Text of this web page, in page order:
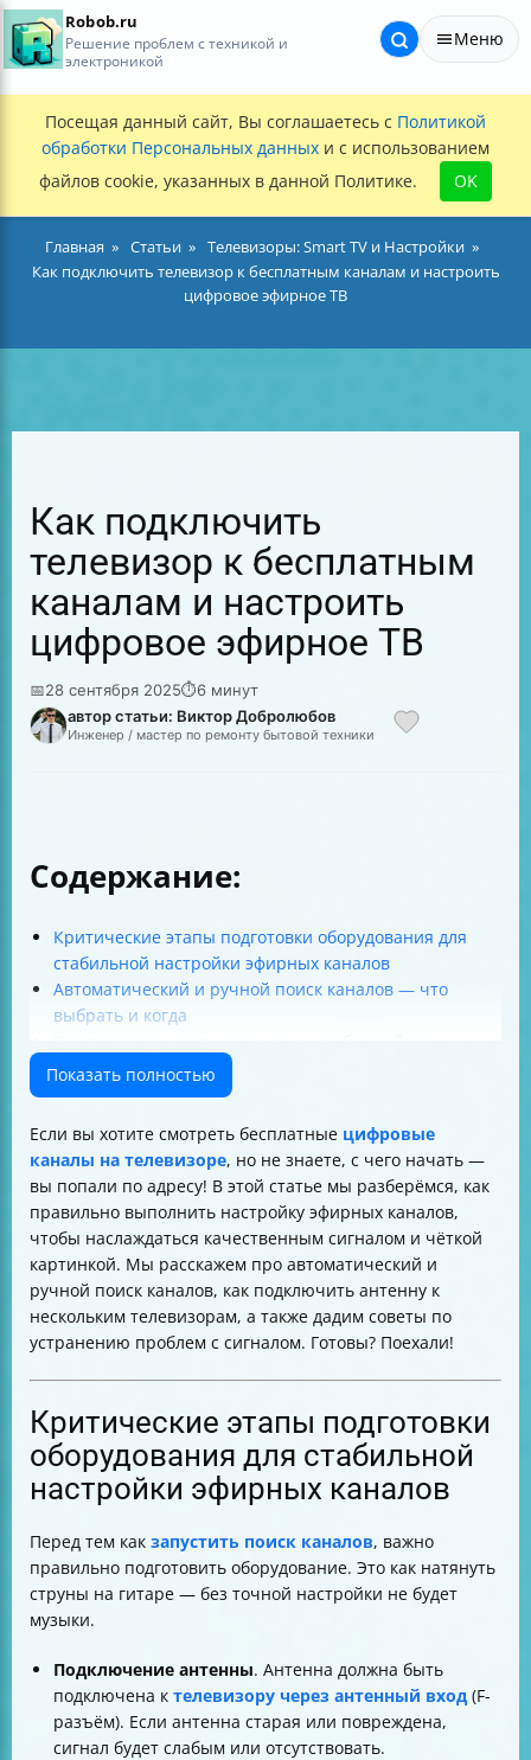
Robob.ru
Решение проблем с техникой и
электроникой
Меню
Посещая данный сайт, Вы соглашаетесь с Политикой
обработки Персональных данных и с использованием
файлов cookie, указанных в данной Политике.
OK
Главная Статьи
Телевизоры: Smart TV и Настройки
Как подключить телевизор к бесплатным каналам и настроить
цифровое эфирное ТВ
Как подключить
телевизор к бесплатным
каналам и настроить
цифровое эфирное ТВ
📅28 сентября 2025⏱6 минут
автор статьи: Виктор Добролюбов
Инженер / мастер по ремонту бытовой техники
Содержание:
Критические этапы подготовки оборудования для
стабильной настройки эфирных каналов
Автоматический и ручной поиск каналов — что
выбрать и когда
вышках для ручной настройки
Подключение одной антенны к нескольким
Шаги автоматической настройки на большинстве
телевизоров
Особенности автонастройки для популярных брендов
Что делать, если автоматический поиск не находит
нужных каналов
Как проверить, что каналы сохранены и быстро их
найти
Советы по оптимизации сигнала при использовании
разветвителя и длинного кабеля
Региональные настройки и параметры для России и
Распространённые ошибки при настройке и как их
избежать
Как правильно настроить направление антенны для
DVB-T2
Как различать эфирное, кабельное и спутниковое ТВ
и выбрать источник сигнала
Универсальная инструкция по настройке цифровых
каналов
Показать полностью
Если вы хотите смотреть бесплатные цифровые
каналы на телевизоре, но не знаете, с чего начать —
вы попали по адресу! В этой статье мы разберёмся, как
правильно выполнить настройку эфирных каналов,
чтобы наслаждаться качественным сигналом и чёткой
картинкой. Мы расскажем про автоматический и
ручной поиск каналов, как подключить антенну к
нескольким телевизорам, а также дадим советы по
устранению проблем с сигналом. Готовы? Поехали!
Критические этапы подготовки
оборудования для стабильной
настройки эфирных каналов
Перед тем как запустить поиск каналов, важно
правильно подготовить оборудование. Это как натянуть
струны на гитаре — без точной настройки не будет
музыки.
Подключение антенны. Антенна должна быть
подключена к телевизору через антенный вход (F-
разъём). Если антенна старая или повреждена,
сигнал будет слабым или отсутствовать.